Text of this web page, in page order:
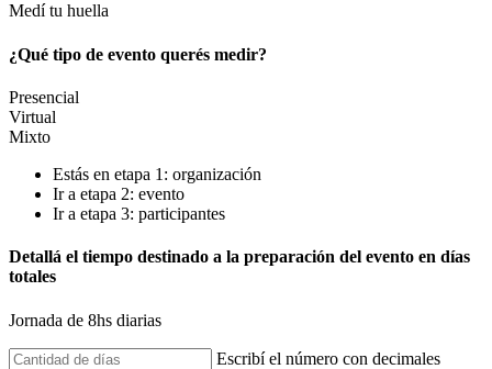
Medí tu huella
¿Qué tipo de evento querés medir?
Presencial
Virtual
Mixto
Estás en etapa 1: organización
Ir a etapa 2: evento
Ir a etapa 3: participantes
Detallá el tiempo destinado a la preparación del evento en días
totales
Jornada de 8hs diarias
Escribí el número con decimales